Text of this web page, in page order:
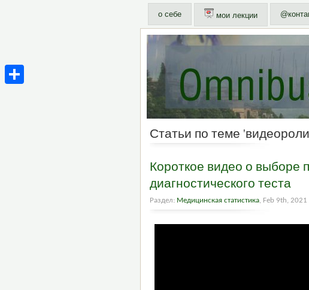
о себе мои лекции
Статьи по теме
Короткое видео о выборе
диагностического теста
Раздел: Медицинская статистика, Feb 9th, 2021